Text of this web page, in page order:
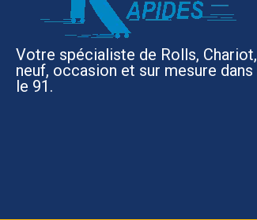
Votre spécialiste de Rolls, Chariot,
neuf, occasion et sur mesure dans
le 91.